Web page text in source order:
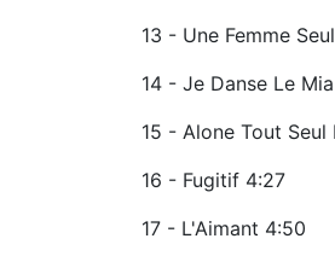
13 - Une Femme
14 - Je Danse Le
15 - Alone Tout Seul
16 - Fugitif 4:27
17 - L'Aimant 4:50